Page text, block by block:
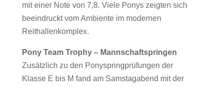
mit einer Note von 7,8. Viele Ponys zeigten sich
beeindruckt vom Ambiente im modernen
Reithallenkomplex.
Pony Team Trophy – Mannschaftspringen
Zusätzlich zu den Ponyspringprüfungen der
Klasse E bis M fand am Samstagabend mit der